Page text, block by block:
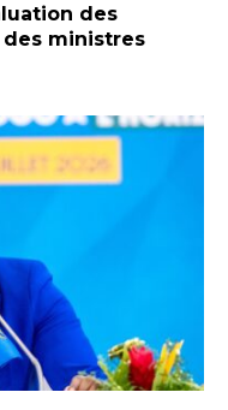
des
ministres